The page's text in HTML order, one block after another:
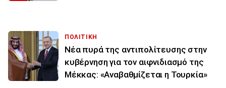
ΠΟΛΙΤΙΚΗ
Νέα πυρά της αντιπολίτευσης στην
κυβέρνηση για τον αιφνιδιασμό της
Μέκκας: «Αναβαθμίζεται η Τουρκία»